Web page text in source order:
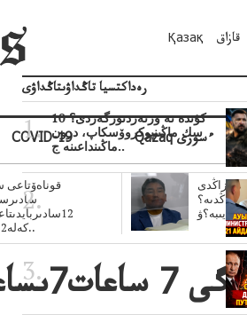
Қазақ قازاق
COVID-19 Qazaq ءسوزى
كەلە12نجى..
زاڭدى
بەت بۇردقىتايرەسەيگەبەتبۇردىما؟
رەداكتسيا تاڭداۋىتاڭداۋى
10 كۇندە نە وزنەردىوزگەردى؟
سك ماڭىنپوكروۆسكاپ، درون
ماڭىنداعىنە ج..